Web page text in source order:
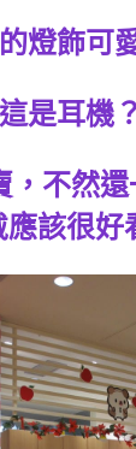
燈飾可
是耳機
，不然
應該很好